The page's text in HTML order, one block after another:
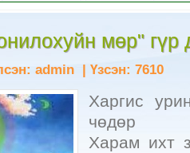
мөр" гүр
admin | Үзсэн: 7610
Харгис
чөдөр
Харам ихт